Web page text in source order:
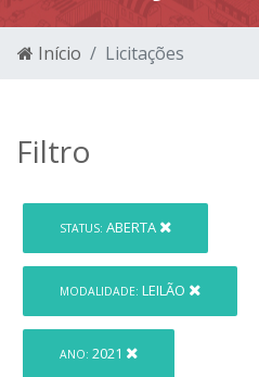
Início Licitações
Filtro
STATUS: ABERTA
MODALIDADE: LEILÃO
ANO: 2021